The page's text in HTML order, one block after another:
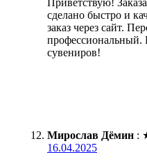
сделано быстро и
заказ через сайт.
профессиональный.
сувениров!
Мирослав Дёмин :
16.04.2025